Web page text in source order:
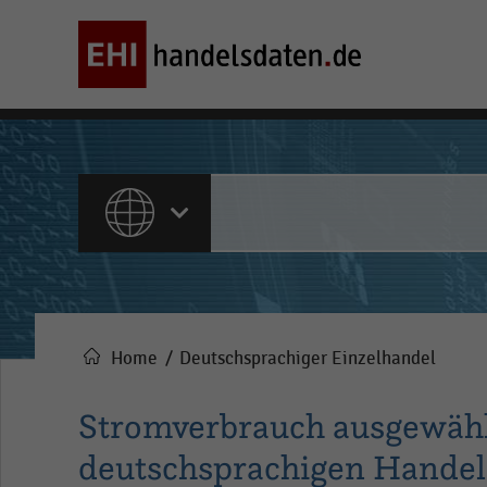
ALLE INHALTE
Pfadnavigation
Home Deutschsprachiger Einzelhandel
Stromverbrauch
deutschsprachigen